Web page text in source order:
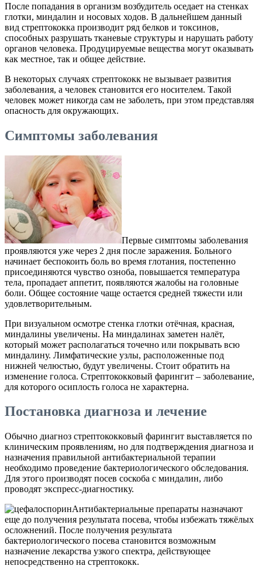
После попадания в организм возбудитель оседает на стенках
глотки, миндалин и носовых ходов. В дальнейшем данный
вид стрептококка производит ряд белков и токсинов,
способных разрушать тканевые структуры и нарушать работу
органов человека. Продуцируемые вещества могут оказывать
как местное, так и общее действие.
В некоторых случаях стрептококк не вызывает развития
заболевания, а человек становится его носителем. Такой
человек может никогда сам не заболеть, при этом представляя
опасность для окружающих.
Симптомы заболевания
Первые симптомы заболевания
проявляются уже через 2 дня после заражения. Больного
начинает беспокоить боль во время глотания, постепенно
присоединяются чувство озноба, повышается температура
тела, пропадает аппетит, появляются жалобы на головные
боли. Общее состояние чаще остается средней тяжести или
удовлетворительным.
При визуальном осмотре стенка глотки отёчная, красная,
миндалины увеличены. На миндалинах заметен налёт,
который может располагаться точечно или покрывать всю
миндалину. Лимфатические узлы, расположенные под
нижней челюстью, будут увеличены. Стоит обратить на
изменение голоса. Стрептококковый фарингит – заболевание,
для которого осиплость голоса не характерна.
Постановка диагноза и лечение
Обычно диагноз стрептококковый фарингит выставляется по
клиническим проявлениям, но для подтверждения диагноза и
назначения правильной антибактериальной терапии
необходимо проведение бактериологического обследования.
Для этого производят посев соскоба с миндалин, либо
проводят экспресс-диагностику.
Антибактериальные препараты назначают
еще до получения результата посева, чтобы избежать тяжёлых
осложнений. После получения результата
бактериологического посева становится возможным
назначение лекарства узкого спектра, действующее
непосредственно на стрептококк.